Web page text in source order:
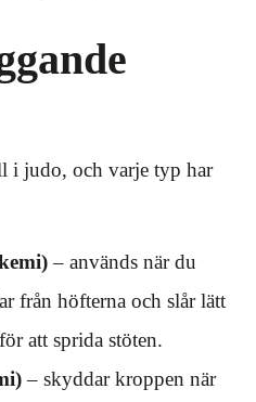
i judo, och varje typ har
– används när du
från höfterna och slår lätt
att sprida stöten.
– skyddar kroppen när